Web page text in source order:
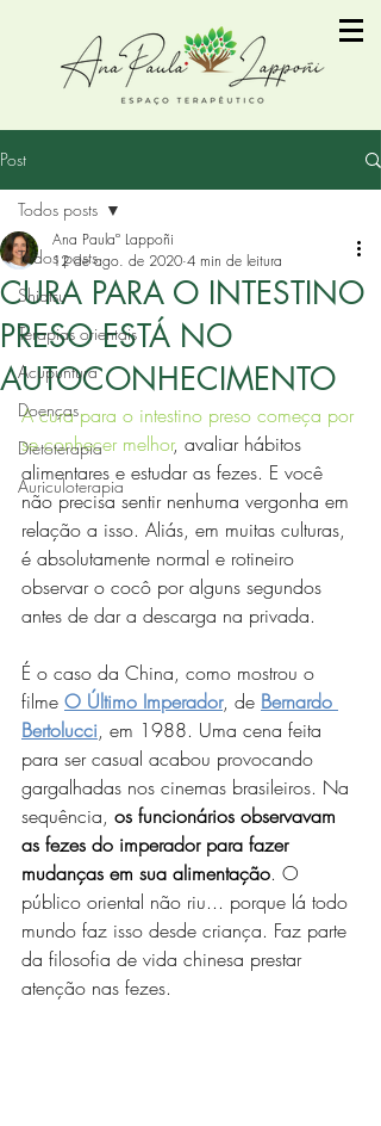
Post
Todos posts
Shiatsu
Terapias orientais
Acupuntura
Doenças
Dietoterapia
Auriculoterapia
Todos posts
CURA PARA O INTESTINO
PRESO ESTÁ NO
AUTOCONHECIMENTO
Ana Paulaº Lappoñi
12 de ago. de 2020 4 min de leitura
A cura para o intestino preso começa por
se conhecer melhor, avaliar hábitos
alimentares e estudar as fezes. E você
não precisa sentir nenhuma vergonha em
relação a isso. Aliás, em muitas culturas,
é absolutamente normal e rotineiro
observar o cocô por alguns segundos
antes de dar a descarga na privada.
É o caso da China, como mostrou o
filme O Último Imperador, de Bernardo
Bertolucci, em 1988. Uma cena feita
para ser casual acabou provocando
gargalhadas nos cinemas brasileiros. Na
sequência, os funcionários observavam
as fezes do imperador para fazer
mudanças em sua alimentação. O
público oriental não riu... porque lá todo
mundo faz isso desde criança. Faz parte
da filosofia de vida chinesa prestar
atenção nas fezes.